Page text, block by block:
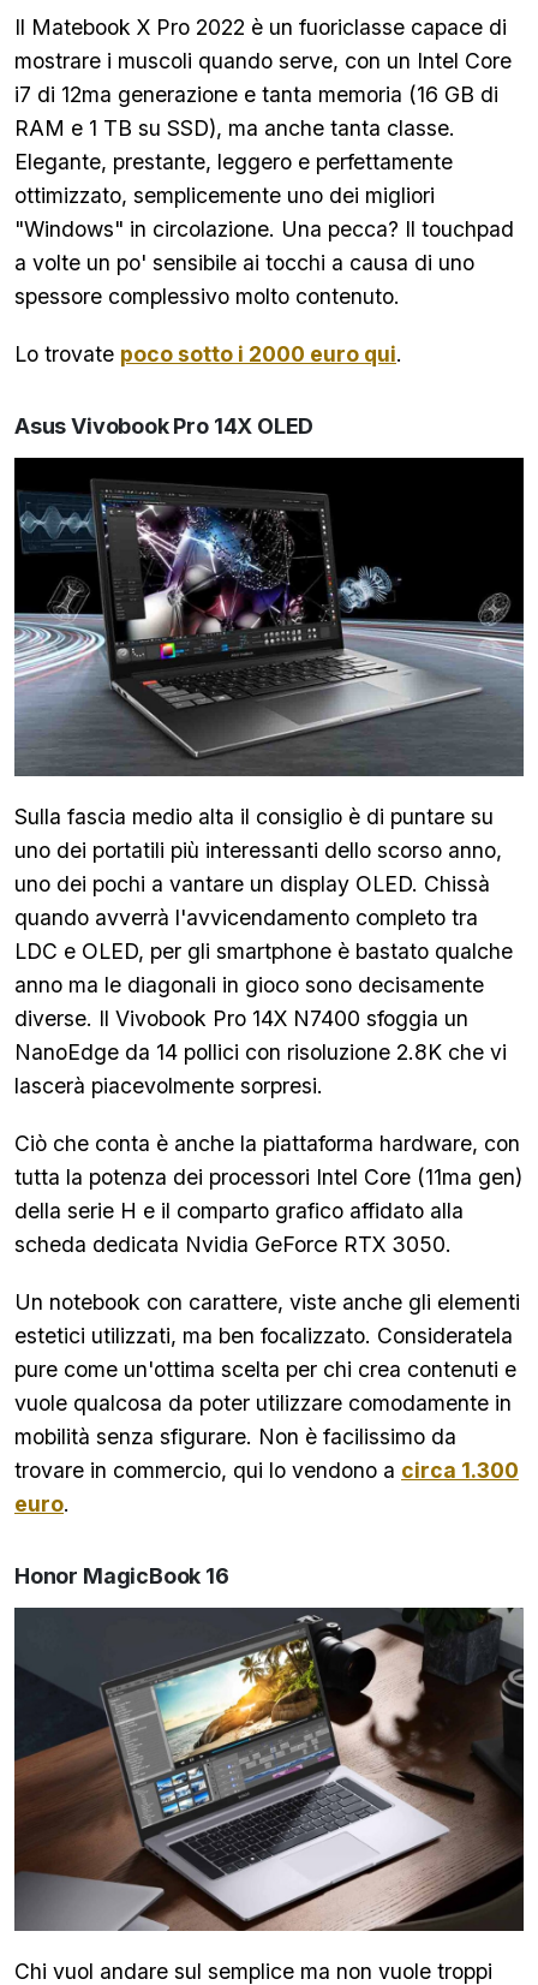
Il Matebook X Pro 2022 è un fuoriclasse capace di
mostrare i muscoli quando serve, con un Intel Core
i7 di 12ma generazione e tanta memoria (16 GB di
RAM e 1 TB su SSD), ma anche tanta classe.
Elegante, prestante, leggero e perfettamente
ottimizzato, semplicemente uno dei migliori
"Windows" in circolazione. Una pecca? Il touchpad
a volte un po' sensibile ai tocchi a causa di uno
spessore complessivo molto contenuto.
Lo trovate poco sotto i 2000 euro qui.
Asus Vivobook Pro 14X OLED
Sulla fascia medio alta il consiglio è di puntare su
uno dei portatili più interessanti dello scorso anno,
uno dei pochi a vantare un display OLED. Chissà
quando avverrà l'avvicendamento completo tra
LDC e OLED, per gli smartphone è bastato qualche
anno ma le diagonali in gioco sono decisamente
diverse. Il Vivobook Pro 14X N7400 sfoggia un
NanoEdge da 14 pollici con risoluzione 2.8K che vi
lascerà piacevolmente sorpresi.
Ciò che conta è anche la piattaforma hardware, con
tutta la potenza dei processori Intel Core (11ma gen)
della serie H e il comparto grafico affidato alla
scheda dedicata Nvidia GeForce RTX 3050.
Un notebook con carattere, viste anche gli elementi
estetici utilizzati, ma ben focalizzato. Consideratela
pure come un'ottima scelta per chi crea contenuti e
vuole qualcosa da poter utilizzare comodamente in
mobilità senza sfigurare. Non è facilissimo da
trovare in commercio, qui lo vendono a circa 1.300
euro.
Honor MagicBook 16
Chi vuol andare sul semplice ma non vuole troppi